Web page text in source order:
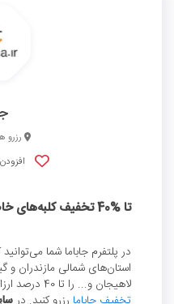
رزرو
تا %40 تخفیف کلبه‌های خاص جاباما
در پلتفرم جاباما شما
استان‌های شمالی مازندران و
لاهیجان و... را تا 40 درصد ارزان‌تر بدون نیاز به استفاده از